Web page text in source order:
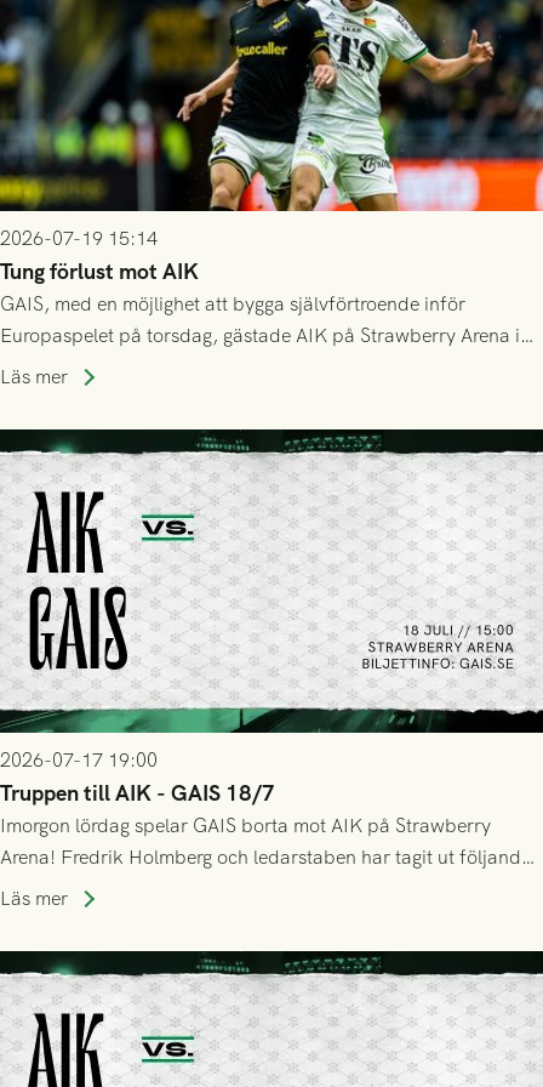
2026-07-19 15:14
Tung förlust mot AIK
GAIS, med en möjlighet att bygga självförtroende inför
Europaspelet på torsdag, gästade AIK på Strawberry Arena i
Stockholm . Men trots konstant hotande i första halvlek av
lyckades få in 2-0.
Läs mer
2026-07-17 19:00
Truppen till AIK - GAIS 18/7
Imorgon lördag spelar GAIS borta mot AIK på Strawberry
Arena! Fredrik Holmberg och ledarstaben har tagit ut följande
trupp till matchen:
Läs mer